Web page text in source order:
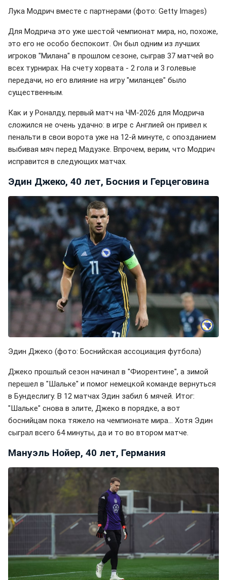
Лука Модрич вместе с партнерами (фото: Getty Images)
Для Модрича это уже шестой чемпионат мира, но, похоже,
это его не особо беспокоит. Он был одним из лучших
игроков "Милана" в прошлом сезоне, сыграв 37 матчей во
всех турнирах. На счету хорвата - 2 гола и 3 голевые
передачи, но его влияние на игру "миланцев" было
существенным.
Как и у Роналду, первый матч на ЧМ-2026 для Модрича
сложился не очень удачно: в игре с Англией он привел к
пенальти в свои ворота уже на 12-й минуте, с опозданием
выбивая мяч перед Мадуэке. Впрочем, верим, что Модрич
исправится в следующих матчах.
Эдин Джеко, 40 лет, Босния и Герцеговина
Эдин Джеко (фото: Боснийская ассоциация футбола)
Джеко прошлый сезон начинал в "Фиорентине", а зимой
перешел в "Шальке" и помог немецкой команде вернуться
в Бундеслигу. В 12 матчах Эдин забил 6 мячей. Итог:
"Шальке" снова в элите, Джеко в порядке, а вот
боснийцам пока тяжело на чемпионате мира… Хотя Эдин
сыграл всего 64 минуты, да и то во втором матче.
Мануэль Нойер, 40 лет, Германия